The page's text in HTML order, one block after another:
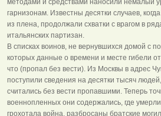
методами и средствами наносили немалый
гарнизонам. Известны десятки случаев,
из плена, продолжали схватки с врагом в
итальянских партизан.
В списках воинов, не вернувшихся домой с
которых данные о времени и месте гибели
что (пропал без вести). Из Москвы в адрес
поступили сведения на десятки тысяч
считались без вести пропавшими. Теперь
военнопленных они содержались, где
грохотала война, разбросаны братские